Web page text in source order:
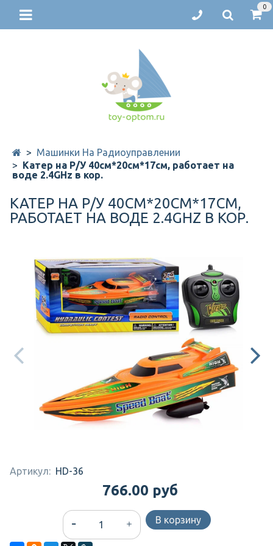
0
Машинки На Радиоуправлении
Катер на Р/У 40см*20см*17см, работает на
воде 2.4GHz в кор.
КАТЕР НА Р/У 40СМ*20СМ*17СМ,
РАБОТАЕТ НА ВОДЕ 2.4GHZ В КОР.
Артикул: HD-36
766.00 руб
В корзину